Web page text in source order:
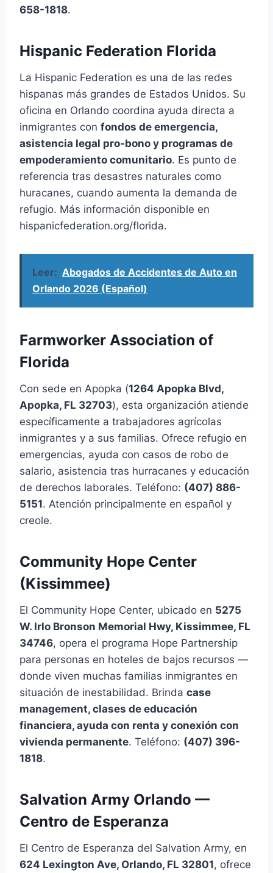
658-1818.
Hispanic Federation Florida
La Hispanic Federation es una de las redes
hispanas más grandes de Estados Unidos. Su
oficina en Orlando coordina ayuda directa a
inmigrantes con fondos de emergencia,
asistencia legal pro-bono y programas de
empoderamiento comunitario. Es punto de
referencia tras desastres naturales como
huracanes, cuando aumenta la demanda de
refugio. Más información disponible en
hispanicfederation.org/florida.
Leer: Abogados de Accidentes de Auto en
Orlando 2026 (Español)
Farmworker Association of
Florida
Con sede en Apopka (1264 Apopka Blvd,
Apopka, FL 32703), esta organización atiende
específicamente a trabajadores agrícolas
inmigrantes y a sus familias. Ofrece refugio en
emergencias, ayuda con casos de robo de
salario, asistencia tras hurracanes y educación
de derechos laborales. Teléfono: (407) 886-
5151. Atención principalmente en español y
creole.
Community Hope Center
(Kissimmee)
El Community Hope Center, ubicado en 5275
W. Irlo Bronson Memorial Hwy, Kissimmee, FL
34746, opera el programa Hope Partnership
para personas en hoteles de bajos recursos —
donde viven muchas familias inmigrantes en
situación de inestabilidad. Brinda case
management, clases de educación
financiera, ayuda con renta y conexión con
vivienda permanente. Teléfono: (407) 396-
1818.
Salvation Army Orlando —
Centro de Esperanza
El Centro de Esperanza del Salvation Army, en
624 Lexington Ave, Orlando, FL 32801, ofrece